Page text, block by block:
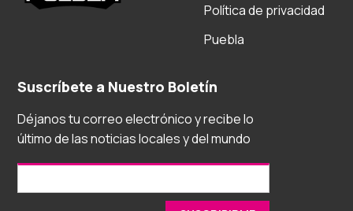
Política de privacidad
Puebla
Suscríbete a Nuestro Boletín
Déjanos tu correo electrónico y recibe lo
último de las noticias locales y del mundo